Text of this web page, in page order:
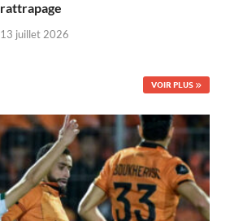
rattrapage
13 juillet 2026
VOIR PLUS